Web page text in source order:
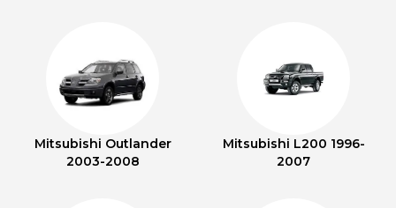
Mitsubishi Outlander
2003-2008
Mitsubishi L200 1996-
2007